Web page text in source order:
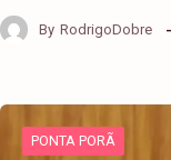
By RodrigoDobre
PONTA PORÃ